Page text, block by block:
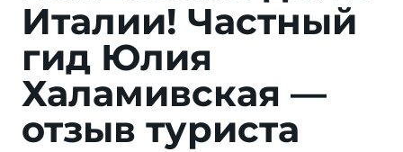
Италии! Частный
гид Юлия
Халамивская —
отзыв туриста